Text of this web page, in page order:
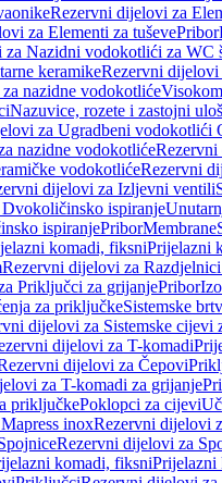
Rezervni dijelovi za
za Elementi za tuševePribor
Nazidni vodokotlići za WC
keramikeRezervni
nazidne vodokotliće
Nazuvice, rozete i zastojni
za Ugradbeni vodokotlići
nazidne vodokotliće
vodokotlićeRezervni
dijelovi za Izljevni ventili
ispiranje
ispiranjePriborMembrane
komadi, fiksniPrijelazni
Rezervni dijelovi za
Priključci za grijanjePribor
za priključkeSistemske
dijelovi za Sistemske cijevi
dijelovi za T-komadi
dijelovi za Čepovi
za T-komadi za grijanje
priključkePoklopci za cijevi
inoxRezervni dijelovi
Rezervni dijelovi za
komadi, fiksniPrijelazni